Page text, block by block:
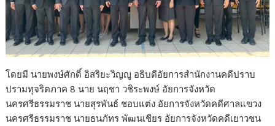
โดยมี นายพงษ์ศักดิ์ อิสริยะวิญญู อธิบดีอัยการสำนักงานคดีปราบ
ปรามทุจริตภาค 8 นาย นฤชา วชิระพงษ์ อัยการจังหวัด
นครศรีธรรมราช นายสุรพันธ์ ชอบแต่ง อัยการจังหวัดคดีศาลแขวง
นครศรีธรรมราช นายธนภัทร พัฒนเชียร อัยการจังหวัดคดีเยาวชน